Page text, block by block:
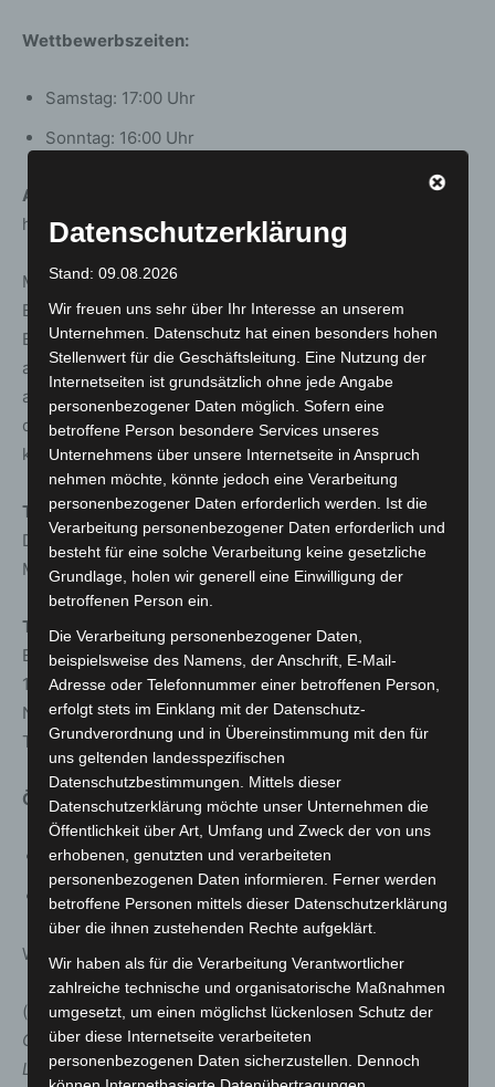
Wettbewerbszeiten:
Samstag: 17:00 Uhr
Sonntag: 16:00 Uhr
Anmeldung
https://www.hebocon.io/wettbewerbe/hannover-2025/
Mit Hebocon möchten die Veranstalter technisches
Basteln auf spielerische Weise fördern und
Berührungsängste abbauen. „Es geht darum, einfach
auszuprobieren und den Mut zu haben, Dinge unperfekt
anzugehen”, sagt Bachfeld. Bewertet werden nicht nur
die Kämpfe, sondern auch der Bauprozess und die
kreative Umsetzung.
Teilnahmebedingungen:
Die Teilnahme am Hebocon ist kostenlos – ein gültiges
Maker Faire-Ticket ist Voraussetzung.
Tickets:
Erwachsene: 24 Euro · Ermäßigt: 19 Euro · Kinder unter
10 Jahren: Eintritt frei
Nur bargeldlos erhältlich im Onlineshop oder an der
Tageskasse.
Öffnungszeiten der Maker Faire Hannover:
Samstag: 10:00–18:00 Uhr
Sonntag: 10:00–17:00 Uhr
Weitere Infos: www.maker-faire.de
( Hebocon Official steht unter der Lizenz Creative
Commons Attribution 4.0 International (CC BY 4.0).
Lizenztext: http://creativecommons.org/licenses/by/4.0/
Datenschutzerklärung
Stand: 09.08.2026
Wir freuen uns sehr über Ihr Interesse an unserem
Unternehmen. Datenschutz hat einen besonders hohen
Stellenwert für die Geschäftsleitung. Eine Nutzung der
Internetseiten ist grundsätzlich ohne jede Angabe
personenbezogener Daten möglich. Sofern eine
betroffene Person besondere Services unseres
Unternehmens über unsere Internetseite in Anspruch
nehmen möchte, könnte jedoch eine Verarbeitung
personenbezogener Daten erforderlich werden. Ist die
Verarbeitung personenbezogener Daten erforderlich und
besteht für eine solche Verarbeitung keine gesetzliche
Grundlage, holen wir generell eine Einwilligung der
betroffenen Person ein.
Die Verarbeitung personenbezogener Daten,
beispielsweise des Namens, der Anschrift, E-Mail-
Adresse oder Telefonnummer einer betroffenen Person,
erfolgt stets im Einklang mit der Datenschutz-
Grundverordnung und in Übereinstimmung mit den für
uns geltenden landesspezifischen
Datenschutzbestimmungen. Mittels dieser
Datenschutzerklärung möchte unser Unternehmen die
Öffentlichkeit über Art, Umfang und Zweck der von uns
erhobenen, genutzten und verarbeiteten
personenbezogenen Daten informieren. Ferner werden
betroffene Personen mittels dieser Datenschutzerklärung
über die ihnen zustehenden Rechte aufgeklärt.
Wir haben als für die Verarbeitung Verantwortlicher
zahlreiche technische und organisatorische Maßnahmen
umgesetzt, um einen möglichst lückenlosen Schutz der
über diese Internetseite verarbeiteten
personenbezogenen Daten sicherzustellen. Dennoch